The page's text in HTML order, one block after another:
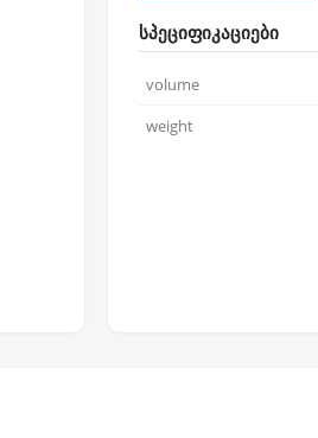
სპეციფიკაციები
volume
weight